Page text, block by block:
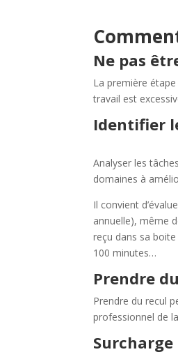
Ne pas
La première
travail est
Identifier
Analyser les
domaines à
Il convient
annuelle), même
reçu dans sa
100 minutes…
Prendre
Prendre du recul
professionnel de